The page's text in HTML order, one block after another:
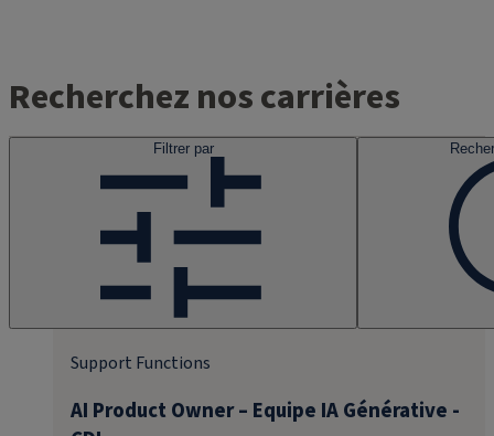
Recherchez nos carrières
Filtrer par
AI Product Owner – Equipe IA Générative -
Support Functions